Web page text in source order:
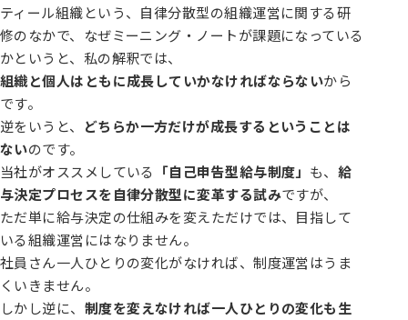
ティール組織という、自律分散型の組織運営に関する研
修のなかで、なぜミーニング・ノートが課題になっている
かというと、私の解釈では、
組織と個人はともに成長していかなければならないから
です。
逆をいうと、
どちらか一方だけが成長するということは
ないのです。
当社がオススメしている
「自己申告型給与制度」 も、 給
与決定プロセスを自律分散型に変革する試みですが、
ただ単に給与決定の仕組みを変えただけでは、目指して
いる組織運営にはなりません。
社員さん一人ひとりの変化がなければ、制度運営はうま
くいきません。
しかし逆に、 制度を変えなければ一人ひとりの変化も生